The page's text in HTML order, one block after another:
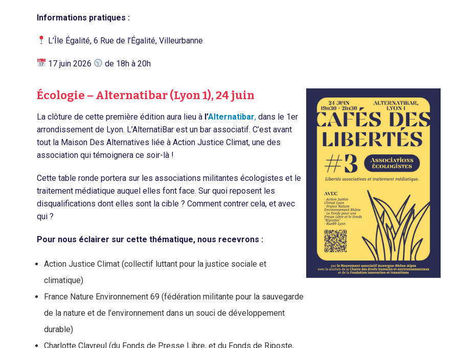
Informations pratiques :
L’Île Égalité, 6 Rue de l’Égalité, Villeurbanne
17 juin 2026 de 18h à 20h
Écologie – Alternatibar (Lyon 1), 24 juin
La clôture de cette première édition aura lieu à l’Alternatibar, dans le 1er
arrondissement de Lyon. L’AlternatiBar est un bar associatif. C’est avant
tout la Maison Des Alternatives liée à Action Justice Climat, une des
association qui témoignera ce soir-là !
Cette table ronde portera sur les associations militantes écologistes et le
traitement médiatique auquel elles font face. Sur quoi reposent les
disqualifications dont elles sont la cible ? Comment contrer cela, et avec
qui ?
Pour nous éclairer sur cette thématique, nous recevrons :
Action Justice Climat (collectif luttant pour la justice sociale et
climatique)
France Nature Environnement 69 (fédération militante pour la sauvegarde
de la nature et de l’environnement dans un souci de développement
durable)
Charlotte Clavreul (du Fonds de Presse Libre, et du Fonds de Riposte,